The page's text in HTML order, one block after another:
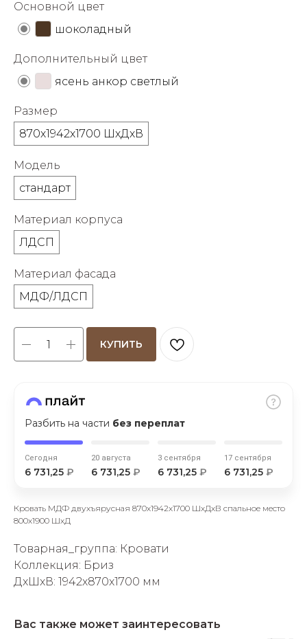
Основной цвет
шоколадный
Дополнительный цвет
ясень анкор светлый
Размер
870х1942х1700 ШхДхВ
Модель
стандарт
Материал корпуса
ЛДСП
Материал фасада
МДФ/ЛДСП
КУПИТЬ
Разбить на части без переплат
Сегодня
6 731,25 ₽
20 августа
6 731,25 ₽
3 сентября
6 731,25 ₽
17 сентября
6 731,25 ₽
об оплате Плайтом
недели
Остались вопросы?
plait.ru
Кровать МДФ двухъярусная 870х1942х1700 ШхДхВ спальное место
800х1900 ШхД
Товарная_группа: Кровати
Коллекция: Бриз
ДxШxВ: 1942x870x1700 мм
Вас также может заинтересовать